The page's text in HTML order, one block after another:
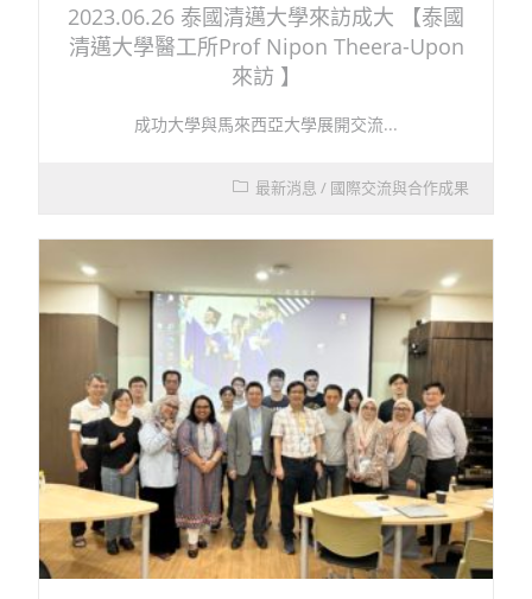
2023.06.26 泰國清邁大學來訪成大 【泰國
清邁大學醫工所Prof Nipon Theera-Upon
來訪 】
成功大學與馬來西亞大學展開交流...
最新消息 / 國際交流與合作成果